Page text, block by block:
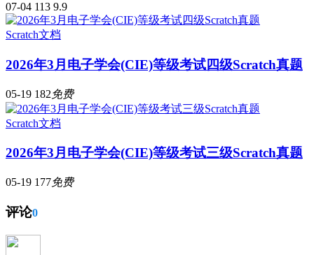
07-04 113 9.9
Scratch文档
2026年3月电子学会(CIE)等级考试四级Scratch真题
05-19 182免费
Scratch文档
2026年3月电子学会(CIE)等级考试三级Scratch真题
05-19 177免费
评论0